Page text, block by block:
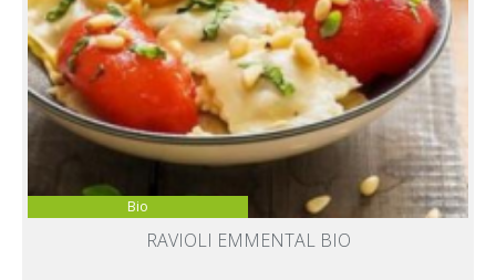
Bio
RAVIOLI EMMENTAL BIO